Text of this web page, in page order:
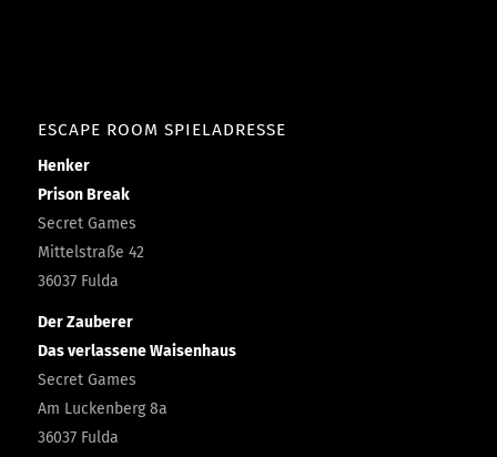
ESCAPE ROOM SPIELADRESSE
Henker
Prison Break
Secret Games
Mittelstraße 42
36037 Fulda
Der Zauberer
Das verlassene Waisenhaus
Secret Games
Am Luckenberg 8a
36037 Fulda